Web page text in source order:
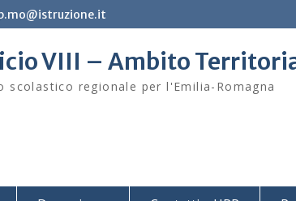
VIII – Ambito
scolastico regionale per l'Emilia-Romagna